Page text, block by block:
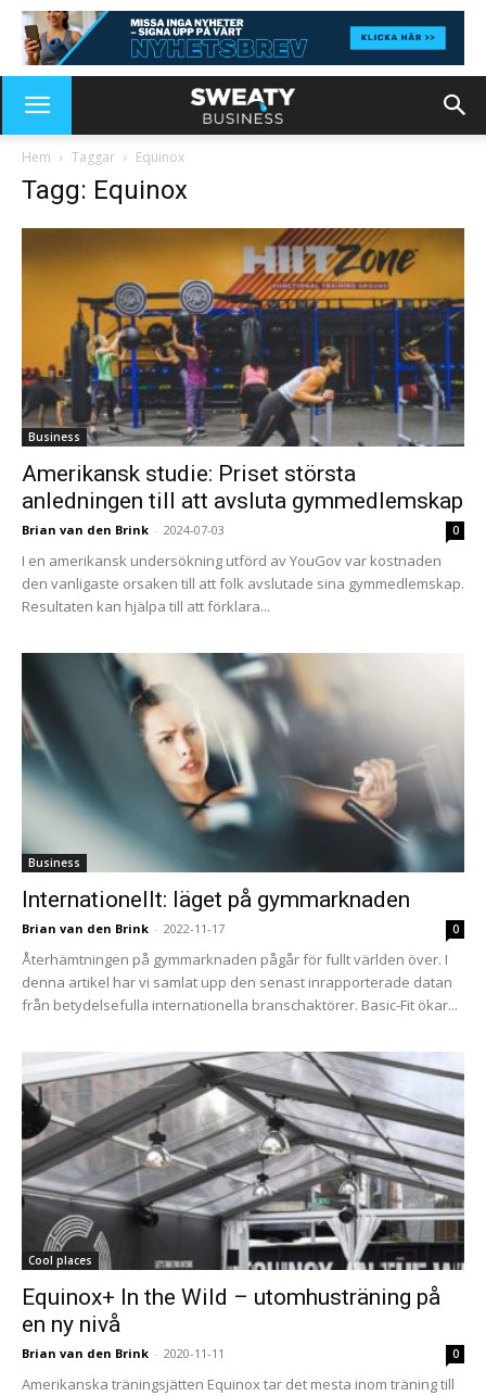
Hem Taggar Equinox
Tagg: Equinox
Business
Amerikansk studie: Priset största
anledningen till att avsluta gymmedlemskap
Brian van den Brink - 2024-07-03 0
I en amerikansk undersökning utförd av YouGov var kostnaden
den vanligaste orsaken till att folk avslutade sina gymmedlemskap.
Resultaten kan hjälpa till att förklara...
Business
Internationellt: läget på gymmarknaden
Brian van den Brink - 2022-11-17 0
Återhämtningen på gymmarknaden pågår för fullt världen över. I
denna artikel har vi samlat upp den senast inrapporterade datan
från betydelsefulla internationella branschaktörer. Basic-Fit ökar...
Cool places
Equinox+ In the Wild – utomhusträning på
en ny nivå
Brian van den Brink - 2020-11-11 0
Amerikanska träningsjätten Equinox tar det mesta inom träning till